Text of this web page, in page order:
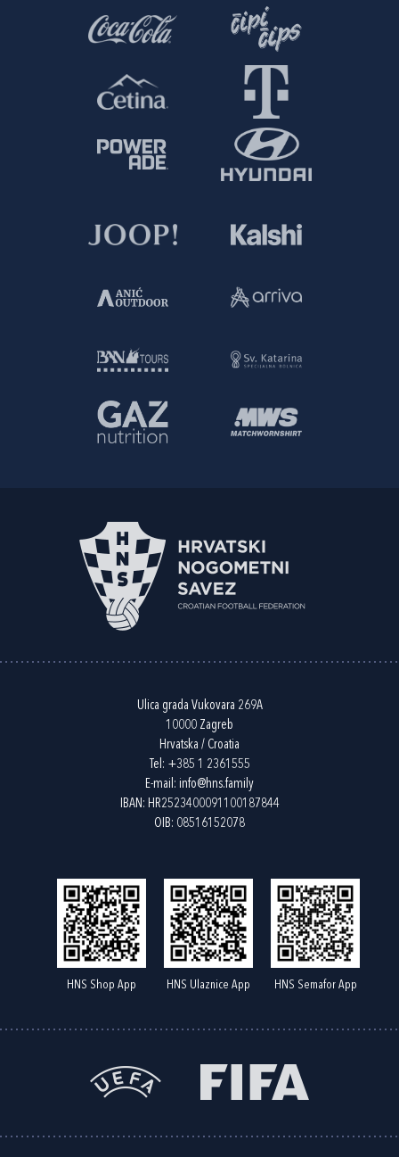
Ulica grada Vukovara 269A
10000 Zagreb
Hrvatska / Croatia
Tel: +385 1 2361555
E-mail: info@hns.family
IBAN: HR2523400091100187844
OIB: 08516152078
HNS Shop App HNS Ulaznice App HNS Semafor App